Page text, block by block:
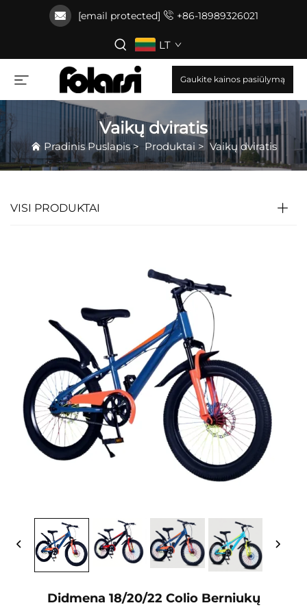
[email protected] +86-18989326021
LT
Gaukite kainos pasiūlymą
Vaikų dviratis
Pradinis Puslapis> Produktai > Vaikų dviratis
VISI PRODUKTAI
Didmena 18/20/22 Colio Berniukų